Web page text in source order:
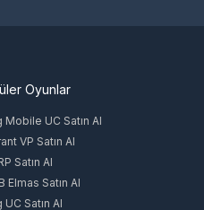
Oyunlar
Mobile UC Satın Al
VP Satın Al
Satın Al
Elmas Satın Al
UC Satın Al